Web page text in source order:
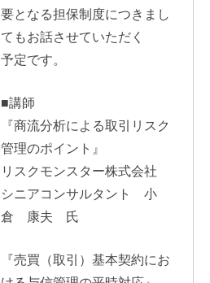
要となる担保制度につきまし
てもお話させていただく
予定です。
■講師
『商流分析による取引リスク
管理のポイント』
リスクモンスター株式会社
シニアコンサルタント 小
倉 康夫 氏
『売買（取引）基本契約にお